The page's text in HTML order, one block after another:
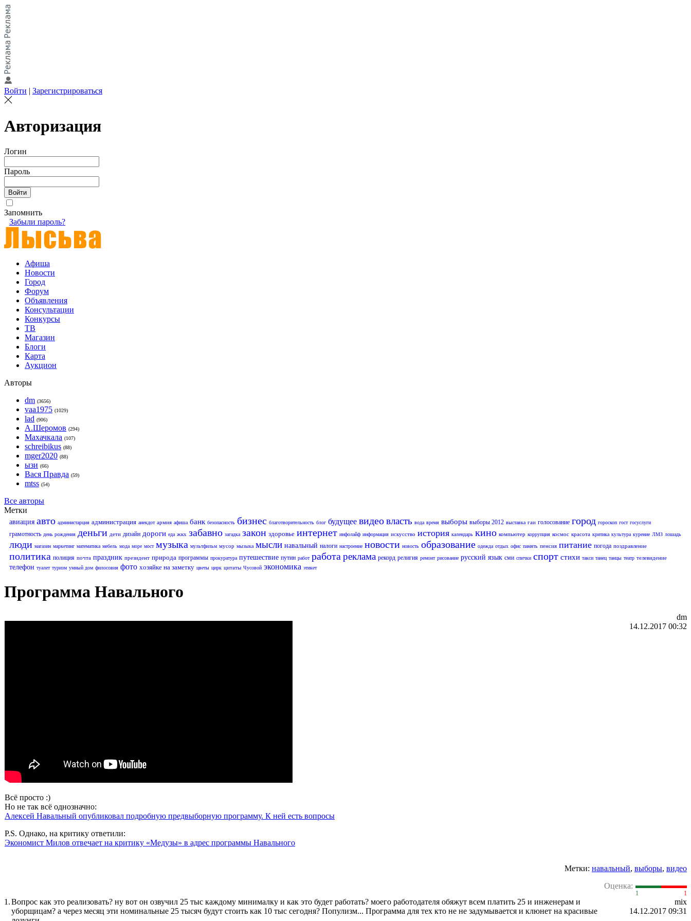
Войти | Зарегистрироваться
Авторизация
Логин
Пароль
Запомнить
Забыли пароль?
Афиша
Новости
Город
Форум
Объявления
Консультации
Конкурсы
ТВ
Магазин
Блоги
Карта
Аукцион
Авторы
dm (3656)
vaa1975 (1029)
lad (906)
А.Шеромов (294)
Махачкала (107)
schreibikus (88)
mger2020 (88)
ызи (66)
Вася Правда (59)
mtss (54)
Все авторы
Метки
авиация авто администарция администрация анекдот армия афиша банк безопасность бизнес благотворительность блог будущее видеовласть вода время выборы выборы 2012 выставка гаи голосование город гороскоп гост госуслуги
грамотность день рождения деньги дети дизайн дороги еда жкх забавно загадка закон здоровье интернет инфолайф информация искусство история календарь кино компьютер коррупция космос красота критика культура курение ЛМЗ лошадь
люди магазин маркетинг математика мебель мода море мост музыка мультфильм мусор мызыка мысли навальный налоги настроение новости новость образование одежда отдых офис память пенсия питание погода поздравление
политика полиция почта праздник президент природа программы прокуратура путешествие путин работ работа реклама рекорд религия ремонт рисование русский язык сми спички спорт стихи такси танец танцы театр телевидение
телефон туалет туризм умный дом филосовия фото хозяйке на заметку цветы цирк цитаты Чусовой экономика этикет
Программа Навального
Всё просто :)
Но не так всё однозначно:
Алексей Навальный опубликовал подробную предвыборную программу. К ней есть вопросы
P.S. Однако, на критику ответили:
Экономист Милов отвечает на критику «Медузы» в адрес программы Навального
dm
14.12.2017 00:32
Метки: навальный, выборы, видео
Оценка:
1 1
1.Вопрос как это реализовать? ну вот он озвучил 25 тыс каждому минималку и как это будет работать? моего работодателя обяжут всем платить 25 и инженерам и
уборщицам? а через месяц эти номинальные 25 тысяч будут стоить как 10 тыс сегодня? Популизм... Программа для тех кто не не задумывается и клюнет на красивые
mix
14.12.2017 09:31